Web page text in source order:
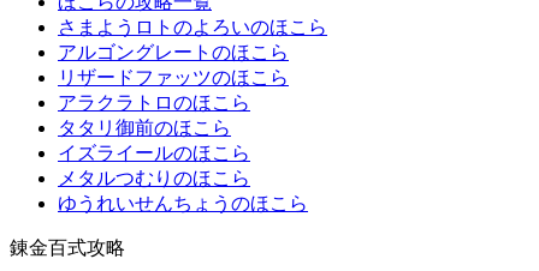
さまようロトのよろいのほこら
アルゴングレートのほこら
リザードファッツのほこら
アラクラトロのほこら
タタリ御前のほこら
イズライールのほこら
メタルつむりのほこら
ゆうれいせんちょうのほこら
錬金百式攻略